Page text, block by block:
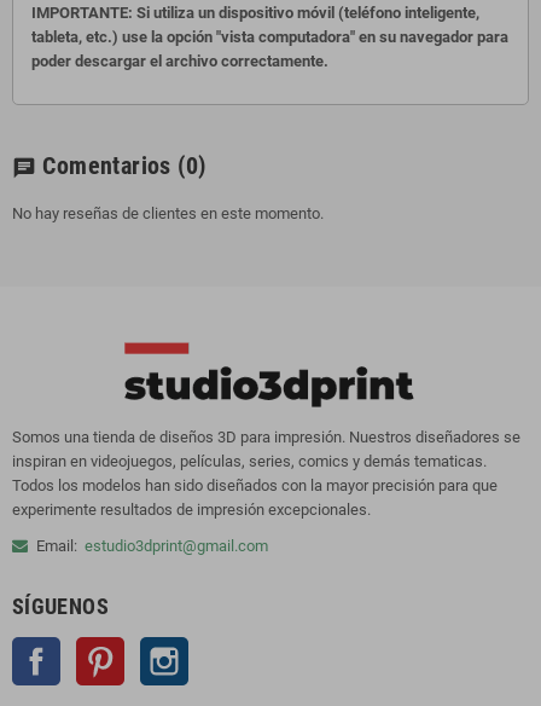
IMPORTANTE: Si utiliza un dispositivo móvil (teléfono inteligente,
tableta, etc.) use la opción "vista computadora" en su navegador para
poder descargar el archivo correctamente.
chat Comentarios (0)
No hay reseñas de clientes en este momento.
Somos una tienda de diseños 3D para impresión. Nuestros diseñadores se
inspiran en videojuegos, películas, series, comics y demás tematicas.
Todos los modelos han sido diseñados con la mayor precisión para que
experimente resultados de impresión excepcionales.
Email: estudio3dprint@gmail.com
SÍGUENOS
Facebook Pinterest